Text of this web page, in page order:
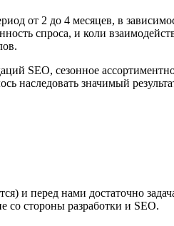
от 2 до 4 месяцев, в
спроса, и коли
SEO, сезонное
наследовать значимый
и перед нами достаточно
со стороны разработки и SEO.